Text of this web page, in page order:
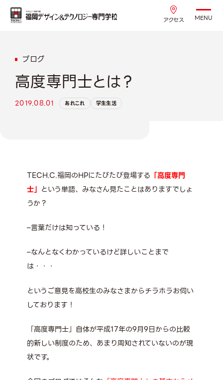
アクセス MENU
ブログ
高度専門士とは？
2019.08.01 あれこれ 学生生活
TECH.C.福岡のHPにたびたび登場する 「高度専門
士」 という単語、みなさん見たことはありますでしょ
うか？
–言葉だけは知っている！
–なんとなくわかっているけど詳しいことまで
は・・・
というご意見を高校生のみなさまからチラホラお伺い
しております！
「高度専門士」自体が平成17年の9月9日からの比較
的新しい制度のため、あまり周知されていないのが現
状です。